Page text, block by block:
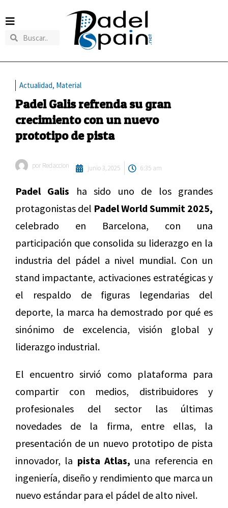
Actualidad, Material
Padel Galis refrenda su gran
crecimiento con un nuevo
prototipo de pista
por Redaccion junio 3, 2025 6:35 am
Padel Galis ha sido uno de los grandes
protagonistas del Padel World Summit 2025,
celebrado en Barcelona, con una
participación que consolida su liderazgo en la
industria del pádel a nivel mundial. Con un
stand impactante, activaciones estratégicas y
el respaldo de figuras legendarias del
deporte, la marca ha demostrado por qué es
sinónimo de excelencia, visión global y
liderazgo industrial.
El encuentro sirvió como plataforma para
compartir con medios, distribuidores y
profesionales del sector las últimas
novedades de la firma, entre ellas, la
presentación de un nuevo prototipo de pista
innovador, la pista Atlas, una referencia en
ingeniería, diseño y rendimiento que marca un
nuevo estándar para el pádel de alto nivel.